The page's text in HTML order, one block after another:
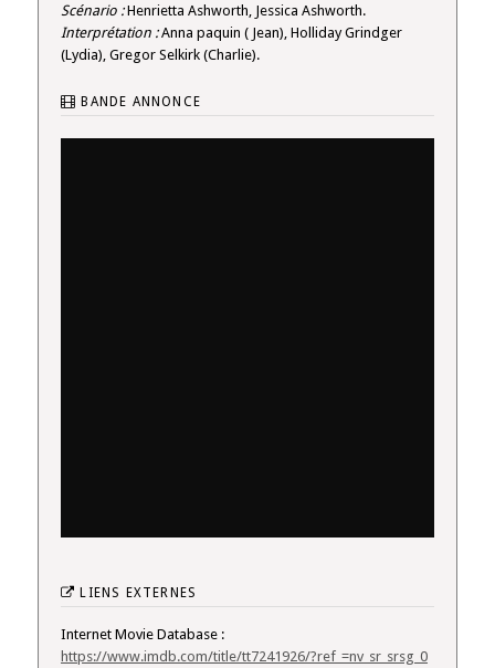
Scénario :Henrietta Ashworth, Jessica Ashworth.
Interprétation :Anna paquin ( Jean), Holliday Grindger
(Lydia), Gregor Selkirk (Charlie).
BANDE ANNONCE
LIENS EXTERNES
Internet Movie Database :
https://www.imdb.com/title/tt7241926/?ref_=nv_sr_srsg_0